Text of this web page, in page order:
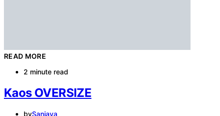
READ MORE
2 minute read
Kaos OVERSIZE
bySanjaya